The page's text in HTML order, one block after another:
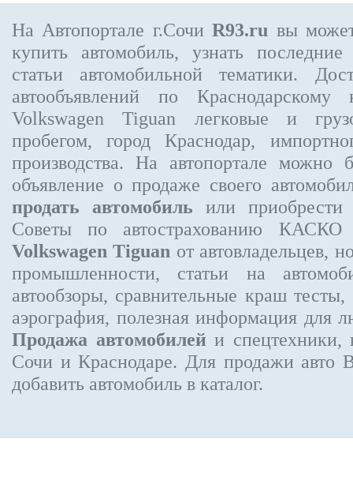
На Автопортале г.СочиR93.ru вы
купить автомобиль, узнать
статьи автомобильной тематики.
автообъявлений по
Volkswagen Tiguan легковые и
пробегом, город Краснодар,
производства. На автопортале можно
объявление о продаже своего
продать автомобиль или
Советы по автострахованию
Volkswagen Tiguan от автовладельцев,
промышленности, статьи на
автообзоры, сравнительные краш
аэрография, полезная информация для
Продажа автомобилей и спецтехники,
Сочи и Краснодаре. Для продажи авто
добавить автомобиль в каталог.